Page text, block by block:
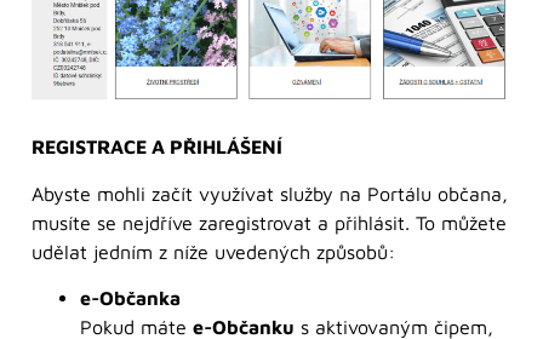
REGISTRACE A PŘIHLÁŠENÍ
Abyste mohli začít využívat služby na Portálu občana,
musíte se nejdříve zaregistrovat a přihlásit. To můžete
udělat jedním z níže uvedených způsobů:
e-Občanka
Pokud máte e-Občanku s aktivovaným čipem,